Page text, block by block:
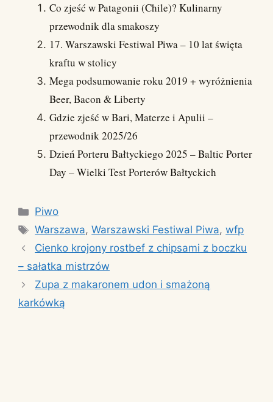
Co zjeść w Patagonii (Chile)? Kulinarny
przewodnik dla smakoszy
17. Warszawski Festiwal Piwa – 10 lat święta
kraftu w stolicy
Mega podsumowanie roku 2019 + wyróżnienia
Beer, Bacon & Liberty
Gdzie zjeść w Bari, Materze i Apulii –
przewodnik 2025/26
Dzień Porteru Bałtyckiego 2025 – Baltic Porter
Day – Wielki Test Porterów Bałtyckich
Kategorie
Piwo
Tagi
Warszawa,Warszawski Festiwal Piwa,wfp
Cienko krojony rostbef z chipsami z boczku
– sałatka mistrzów
Zupa z makaronem udon i smażoną
karkówką